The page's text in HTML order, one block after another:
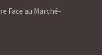
Face au Marché-